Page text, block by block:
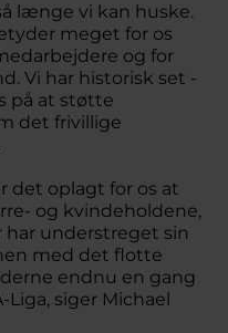
længe vi kan huske.
meget for os
og for
Vi har historisk set -
på at støtte
det frivillige
det oplagt for os at
og kvindeholdene,
har understreget sin
med det flotte
endnu en gang
siger Michael